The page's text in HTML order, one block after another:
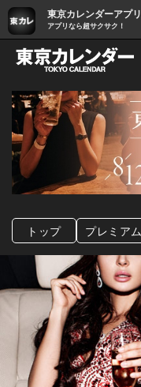
東京カレンダーアプリ
アプリなら超サクサク！
トップ プレミアム